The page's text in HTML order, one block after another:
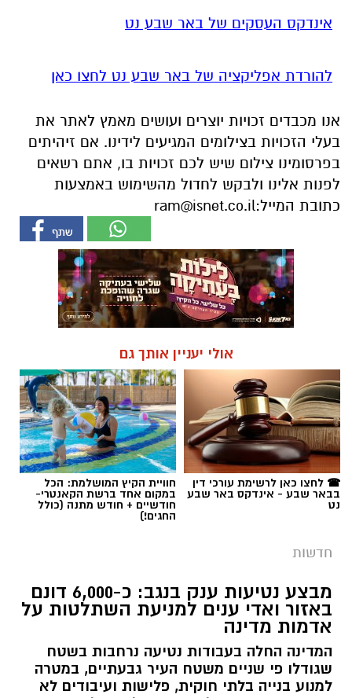
בפרסומינו צילום שיש לכם זכויות בו, אתם רשאים
כתובת המייל:ram@isnet.co.il
אולי יעניין אותך גם
☎ לחצו כאן לרשימת עורכי דין
בבאר שבע - אינדקס באר שבע
נט
חוויית הקיץ המושלמת: הכל
במקום אחד ברשת הקאנטרי-
חודשיים + חודש מתנה (כולל
החגים!)
חדשות
מבצע נטיעות ענק בנגב: כ-6,000 דונם
אדמות מדינה
שגודלו פי שניים משטח העיר גבעתיים, במטרה
למנוע בנייה בלתי חוקית, פלישות ועיבודים לא
מורשים בנגב. המהלך נועד גם להגן על התוואי
המתוכנן להרחבת כביש 6 דרומה.
רותם שרון / 11:32 08.08.26 קרא עוד